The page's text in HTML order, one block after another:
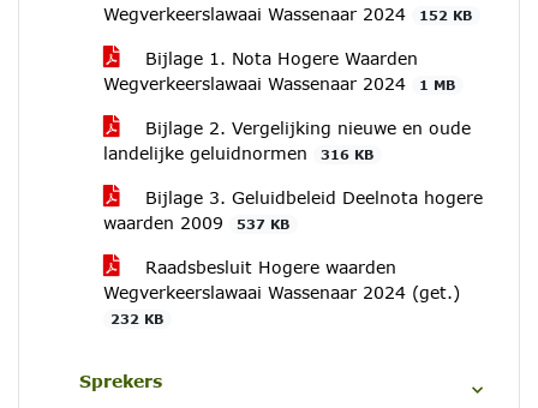
Wegverkeerslawaai Wassenaar 2024
152 KB
Bijlage 1. Nota Hogere Waarden
Wegverkeerslawaai Wassenaar 2024
1 MB
Bijlage 2. Vergelijking nieuwe en oude
landelijke geluidnormen
316 KB
Bijlage 3. Geluidbeleid Deelnota hogere
waarden 2009
537 KB
Raadsbesluit Hogere waarden
Wegverkeerslawaai Wassenaar 2024 (get.)
232 KB
Sprekers